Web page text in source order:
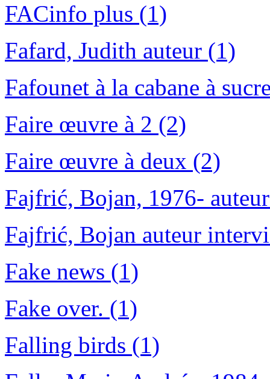
FACinfo plus (1)
Fafard, Judith auteur (1)
Fafounet à la cabane à
Faire œuvre à 2 (2)
Faire œuvre à deux (2)
Fajfrić, Bojan, 1976-
Fajfrić, Bojan auteur
Fake news (1)
Fake over. (1)
Falling birds (1)